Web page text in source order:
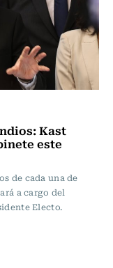
Kast
este
de cada una de
a cargo del
Electo.